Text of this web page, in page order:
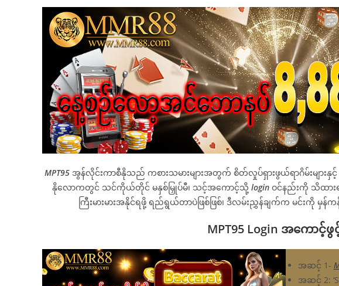
MPT95အွန်လိုင်းကာစီနိုသည် ကစားသမားများအတွက် စိတ်လှုပ်ရှားဖွယ်ရာဂိမ်းများ
နိုလောကတွင် သင်ကိုယ်တိုင် မနှစ်မြှုပ်မီ၊ သင့်အကောင့်သို့ login ဝင်နည်းကို သိထားရ
ကြီးမားမားအနိုင်ရဖို့ ရည်ရွယ်တာပဲဖြစ်ဖြစ်၊ ဒီလမ်းညွှန်ချက်က မင်းကို မှန်က
MPT95 Login အကောင့်ဖွ
အဆင့် 1-
အဆင့် 2: